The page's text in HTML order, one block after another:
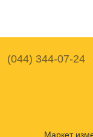
(044) 344-07-24
Маркет